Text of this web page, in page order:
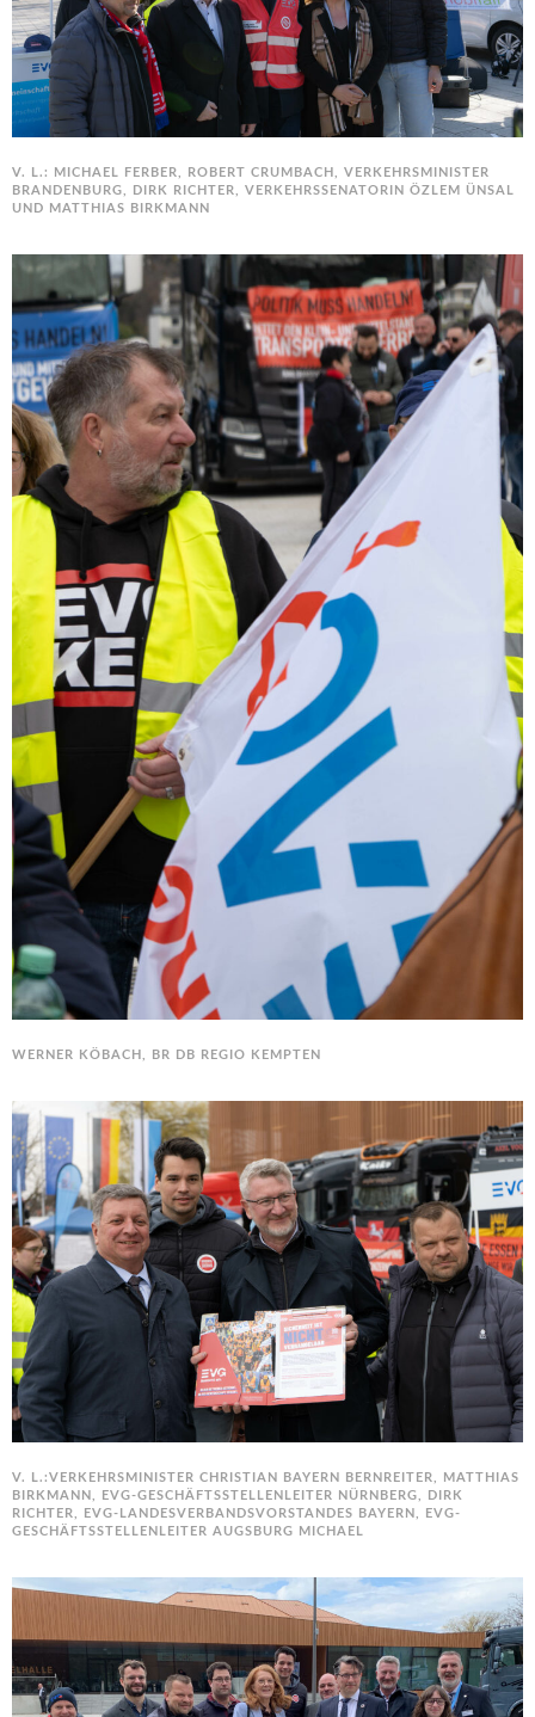
V. L.: MICHAEL FERBER, ROBERT CRUMBACH, VERKEHRSMINISTER
BRANDENBURG, DIRK RICHTER, VERKEHRSSENATORIN ÖZLEM ÜNSAL
UND MATTHIAS BIRKMANN
WERNER KÖBACH, BR DB REGIO KEMPTEN
V. L.:VERKEHRSMINISTER CHRISTIAN BAYERN BERNREITER, MATTHIAS
BIRKMANN, EVG-GESCHÄFTSSTELLENLEITER NÜRNBERG, DIRK
RICHTER, EVG-LANDESVERBANDSVORSTANDES BAYERN, EVG-
GESCHÄFTSSTELLENLEITER AUGSBURG MICHAEL